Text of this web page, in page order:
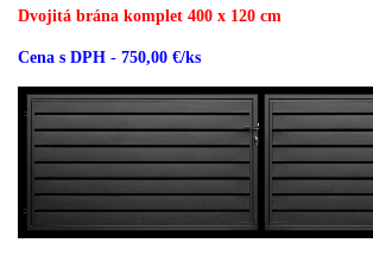
Dvojitá brána komplet 400 x 120 cm
Cena s DPH - 750,00 €/ks